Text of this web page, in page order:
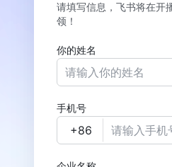
请填写信息，飞书将在开
领！
你的姓名
手机号